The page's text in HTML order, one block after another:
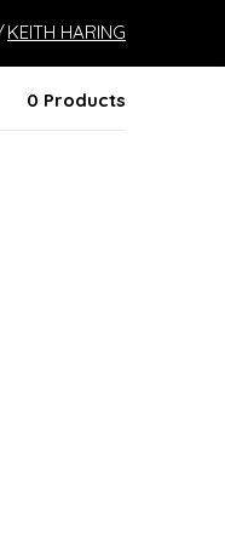
KEITH HARING
0 Products